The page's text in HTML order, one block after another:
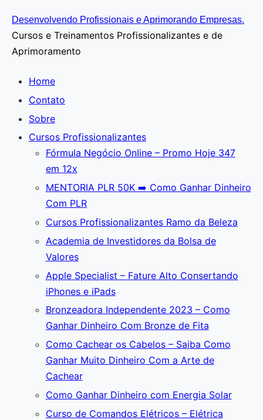
Ir
para
o
Desenvolvendo Profissionais e Aprimorando Empresas.
Cursos e Treinamentos Profissionalizantes e de
Aprimoramento
Home
Contato
Sobre
Cursos Profissionalizantes
Fórmula Negócio OnIine – Promo Hoje 347
em 12x
MENTORIA PLR 50K ➡️ Como Ganhar Dinheiro
Com PLR
Cursos Profissionalizantes Ramo da Beleza
Academia de Investidores da Bolsa de
Valores
Apple Specialist – Fature Alto Consertando
iPhones e iPads
Bronzeadora Independente 2023 – Como
Ganhar Dinheiro Com Bronze de Fita
Como Cachear os Cabelos – Saiba Como
Ganhar Muito Dinheiro Com a Arte de
Cachear
Como Ganhar Dinheiro com Energia Solar
Curso de Comandos Elétricos – Elétrica